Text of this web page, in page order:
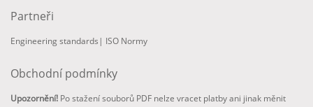
Partneři
Engineering standards | ISO Normy
Obchodní podmínky
Upozornění! Po stažení souborů PDF nelze vracet platby ani jinak měnit